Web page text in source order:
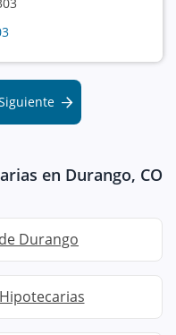
en Durango, CO
Durango